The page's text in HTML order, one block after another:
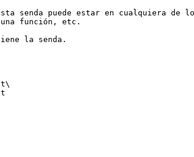
senda puede estar en cualquiera
función, etc.
la senda.